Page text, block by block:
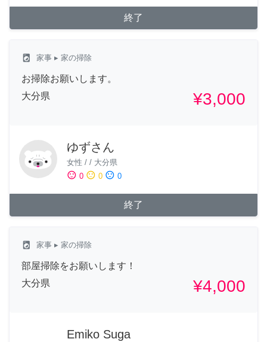
終了
local_laundry_service 家事 ▸ 家の掃除
お掃除お願いします。
大分県
¥3,000
ゆずさん
女性 / / 大分県
sentiment_satisfied 0 sentiment_neutral 0 sentiment_dissatisfied 0
終了
local_laundry_service 家事 ▸ 家の掃除
部屋掃除をお願いします！
大分県
¥4,000
Emiko Suga